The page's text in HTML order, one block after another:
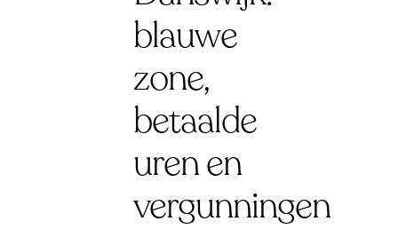
blauwe
zone,
betaalde
uren en
vergunningen